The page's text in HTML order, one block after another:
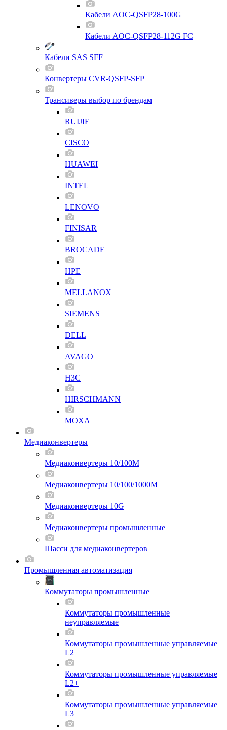
Кабели AOC-QSFP28-100G
Кабели AOC-QSFP28-112G FC
Кабели SAS SFF
Конвертеры CVR-QSFP-SFP
Трансиверы выбор по брендам
RUIJIE
CISCO
HUAWEI
INTEL
LENOVO
FINISAR
BROCADE
HPE
MELLANOX
SIEMENS
DELL
AVAGO
H3C
HIRSCHMANN
MOXA
Медиаконвертеры
Медиаконвертеры 10/100M
Медиаконвертеры 10/100/1000M
Медиаконвертеры 10G
Медиаконвертеры промышленные
Шасси для мeдиаконвертеров
Промышленная автоматизация
Коммутаторы промышленные
Коммутаторы промышленные
неуправляемые
Коммутаторы промышленные управляемые
L2
Коммутаторы промышленные управляемые
L2+
Коммутаторы промышленные управляемые
L3